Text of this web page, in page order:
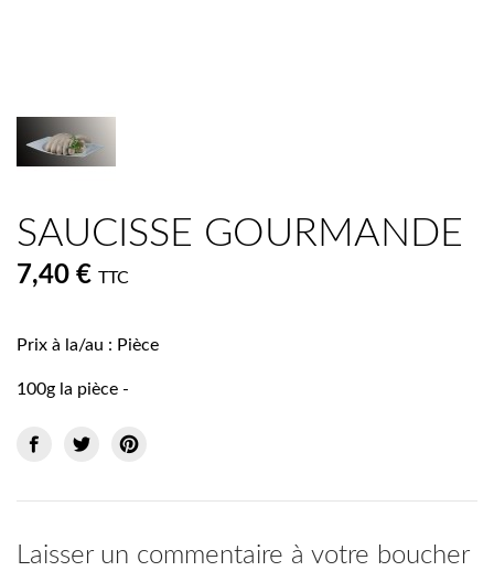
SAUCISSE GOURMANDE
7,40 € TTC
Prix à la/au : Pièce
100g la pièce -
Laisser un commentaire à votre boucher